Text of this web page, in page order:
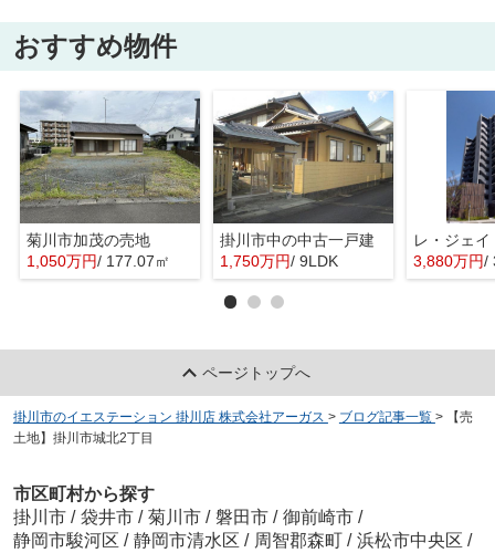
おすすめ物件
菊川市加茂の売地
1,050万円/ 177.07㎡
掛川市中の中古一戸建
1,750万円/ 9LDK
レ・ジェ
3,880万円/
ページトップへ
掛川市のイエステーション 掛川店 株式会社アーガス > ブログ記事一覧 >
【売
土地】掛川市城北2丁目
市区町村から探す
掛川市 / 袋井市 / 菊川市 / 磐田市 / 御前崎市 /
静岡市駿河区 / 静岡市清水区 / 周智郡森町 / 浜松市中央区 /